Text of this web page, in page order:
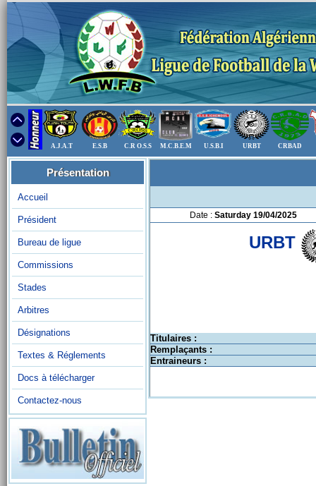
A.J.A.T E.S.B C.R O.S.S M.C.B.E.M U.S.B.I URBT CRBAD
Présentation
Accueil
Président
Bureau de ligue
Commissions
Stades
Arbitres
Désignations
Textes & Réglements
Docs à télécharger
Contactez-nous
Date : Saturday 19/04/2025
URBT
Titulaires :
Remplaçants :
Entraineurs :